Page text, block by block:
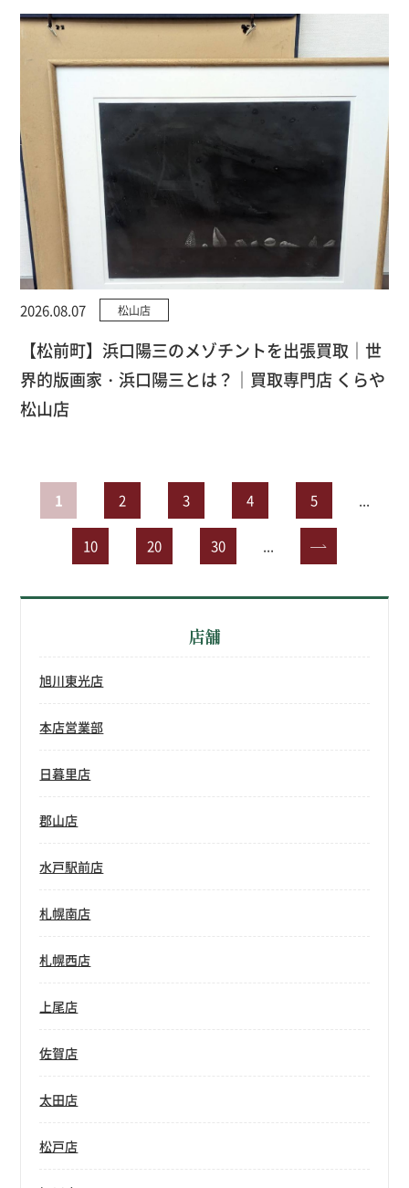
2026.08.07 松山店
【松前町】浜口陽三のメゾチントを出張買取｜世
界的版画家・浜口陽三とは？｜買取専門店 くらや
松山店
1 2 3 4 5 ...
10 20 30 ... »
店舗
旭川東光店
本店営業部
日暮里店
郡山店
水戸駅前店
札幌南店
札幌西店
上尾店
佐賀店
太田店
松戸店